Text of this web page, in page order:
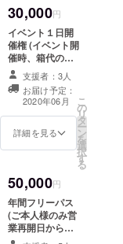
せ支
援』を
するこ
とがで
きま
す。 宜
しけれ
ば、リ
ターン
の額に
上乗せ
して、
頂けま
すと大
変あり
がたい
です。
メージ
S/M/L/X
Lの展開
支援時
にご希
望のサ
イズを
備考欄
載くだ
さい)
渡しの
際はご
本人様
確認を
させて
効期限:
営業開
始日か
ら１年
間使用
可能
営業開
始日・
イベン
いては
SNSで
は現在
制作
中 ※写
真はイ
メージ
30,000円
イベント１日開
催権 (イベント開
催時、箱代のみ
提供 ご本人様の
み使用可能 有
効期限: 営業開始
日から１年間使
用可能 営業開
始日・イベント
人様確認をさせ
て頂きます。開
催日時について
は営業再開後、
話し合いの上、
支援者：3人
お届け予定：
2020年06月
詳細を見る
こ
の
リ
タ
ー
ン
を
選
択
す
る
50,000円
年間フリーパス
(ご本人様のみ営
業再開日から一
年間使用可能